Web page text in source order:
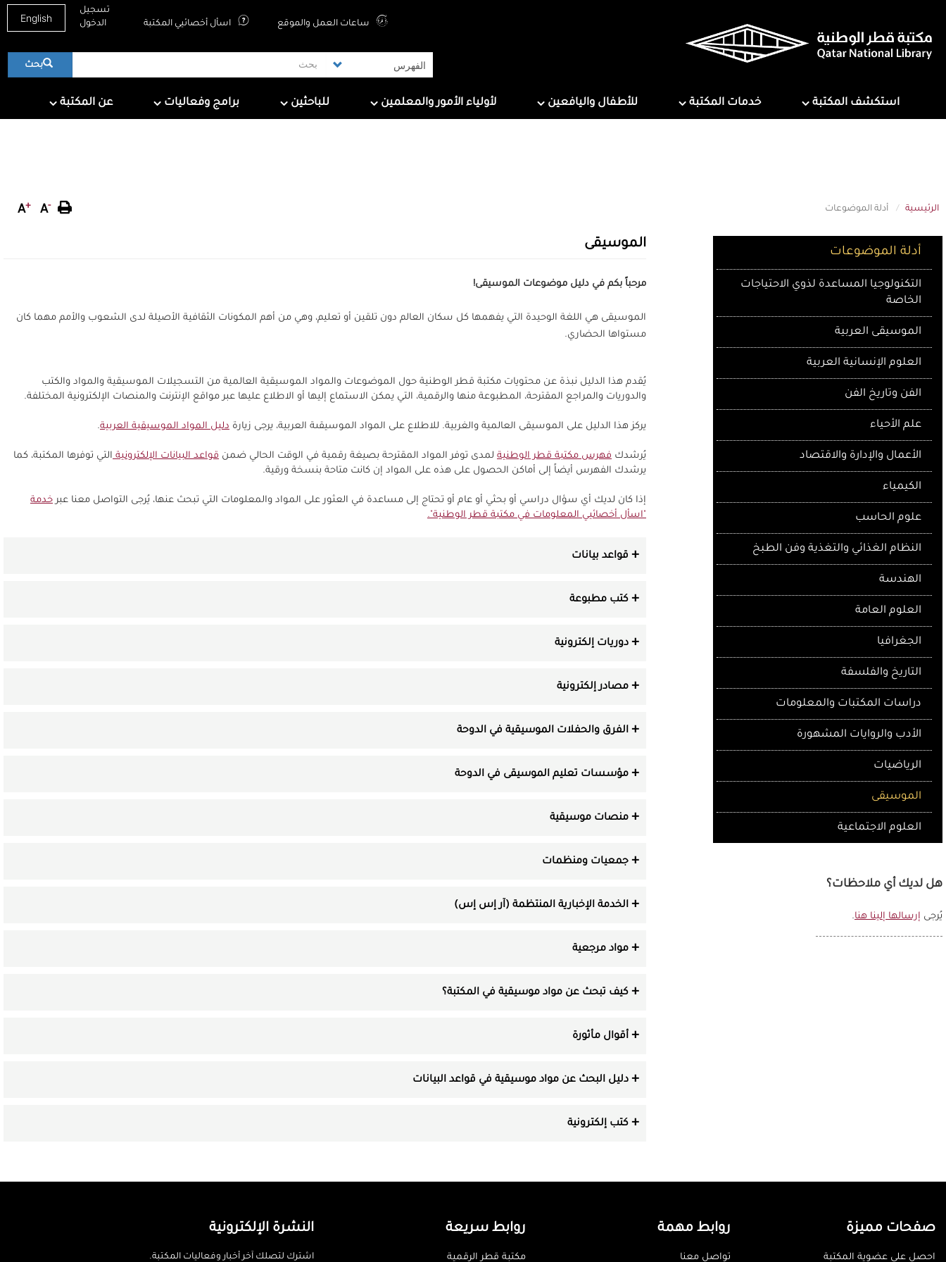
المحتوى
English ساعات العمل والموقع اسأل أخصائيي المكتبة
تسجيل
الدخول
بحث
Explore Library
استكشف المكتبة
Services
خدمات المكتبة
For Children And Teens
للأطفال واليافعين
For Parents & Educators
لأولياء الأمور والمعلمين
For Researchers
للباحثين
Programs & Events
برامج وفعاليات
About QNL
عن المكتبة
الرئيسية أدلة الموضوعات A+ A-
Subject Guides
أدلة الموضوعات
التكنولوجيا المساعدة لذوي الاحتياجات
الخاصة
الموسيقى العربية
العلوم الإنسانية العربية
الفن وتاريخ الفن
علم الأحياء
الأعمال والإدارة والاقتصاد
الكيمياء
علوم الحاسب
النظام الغذائي والتغذية وفن الطبخ
الهندسة
العلوم العامة
الجغرافيا
التاريخ والفلسفة
دراسات المكتبات والمعلومات
الأدب والروايات المشهورة
الرياضيات
الموسيقى
العلوم الاجتماعية
هل لديك أي ملاحظات؟
يُرجى إرسالها إلينا هنا.
الموسيقى
مرحباً بكم في دليل موضوعات الموسيقى!
الموسيقى هي اللغة الوحيدة التي يفهمها كل سكان العالم دون تلقين أو تعليم، وهي من أهم المكونات الثقافية الأصيلة لدى الشعوب والأمم مهما كان
مستواها الحضاري.
يُقدم هذا الدليل نبذة عن محتويات مكتبة قطر الوطنية حول الموضوعات والمواد الموسيقية العالمية من التسجيلات الموسيقية والمواد والكتب
والدوريات والمراجع المقترحة، المطبوعة منها والرقمية، التي يمكن الاستماع إليها أو الاطلاع عليها عبر مواقع الإنترنت والمنصات الإلكترونية المختلفة.
يركز هذا الدليل على الموسيقى العالمية والغربية. للاطلاع على المواد الموسيقىة العربية، يرجى زيارة دليل المواد الموسيقية العربية.
يُرشدك فهرس مكتبة قطر الوطنية لمدى توفر المواد المقترحة بصيغة رقمية في الوقت الحالي ضمن قواعد البيانات الإلكترونيةالتي توفرها المكتبة، كما
يرشدك الفهرس أيضاً إلى أماكن الحصول على هذه على المواد إن كانت متاحة بنسخة ورقية.
إذا كان لديك أي سؤال دراسي أو بحثي أو عام أو تحتاج إلى مساعدة في العثور على المواد والمعلومات التي تبحث عنها، يُرجى التواصل معنا عبرخدمة
"اسأل أخصائيي المعلومات في مكتبة قطر الوطنية".
قواعد بيانات
كتب مطبوعة
دوريات إلكترونية
مصادر إلكترونية
الفرق والحفلات الموسيقية في الدوحة
مؤسسات تعليم الموسيقى في الدوحة
منصات موسيقية
جمعيات ومنظمات
الخدمة الإخبارية المنتظمة (آر إس إس)
مواد مرجعية
كيف تبحث عن مواد موسيقية في المكتبة؟
أقوال مأثورة
دليل البحث عن مواد موسيقية في قواعد البيانات
كتب إلكترونية
صفحات مميزة
احصل على عضوية المكتبة
روابط مهمة
تواصل معنا
روابط سريعة
مكتبة قطر الرقمية
النشرة الإلكترونية
اشترك لتصلك آخر أخبار وفعاليات المكتبة.